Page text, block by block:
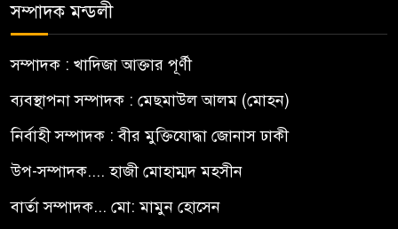
সম্পাদক মন্ডলী
সম্পাদক : খাদিজা আক্তার পূর্ণী
ব্যবস্থাপনা সম্পাদক : মেছমাউল আলম (মোহন)
নির্বাহী সম্পাদক : বীর মুক্তিযোদ্ধা জোনাস ঢাকী
উপ-সম্পাদক.... হাজী মোহাম্মদ মহসীন
বার্তা সম্পাদক... মো: মামুন হোসেন